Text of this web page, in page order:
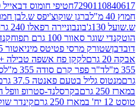
חטיפי חומוס דבאייל 200 גרם
ברגן שוקוצ'יפס ש.לבן חמוציות 130ג'
בונבוניירה רפאלו 240 גרם
100 גרם תפוח
מרסי פטיטס מיניאטור 125ג'
עיד
לקקן פח אשפה טבילה +אבקה 40 גרם
פפר קרם סודה 355 מ"ל
בטעם פאנטה 37.5 גרם
בקרסלנד-סטרופ וופל הולנדי 250 גרם
קינדר שוקו בונס קריספי